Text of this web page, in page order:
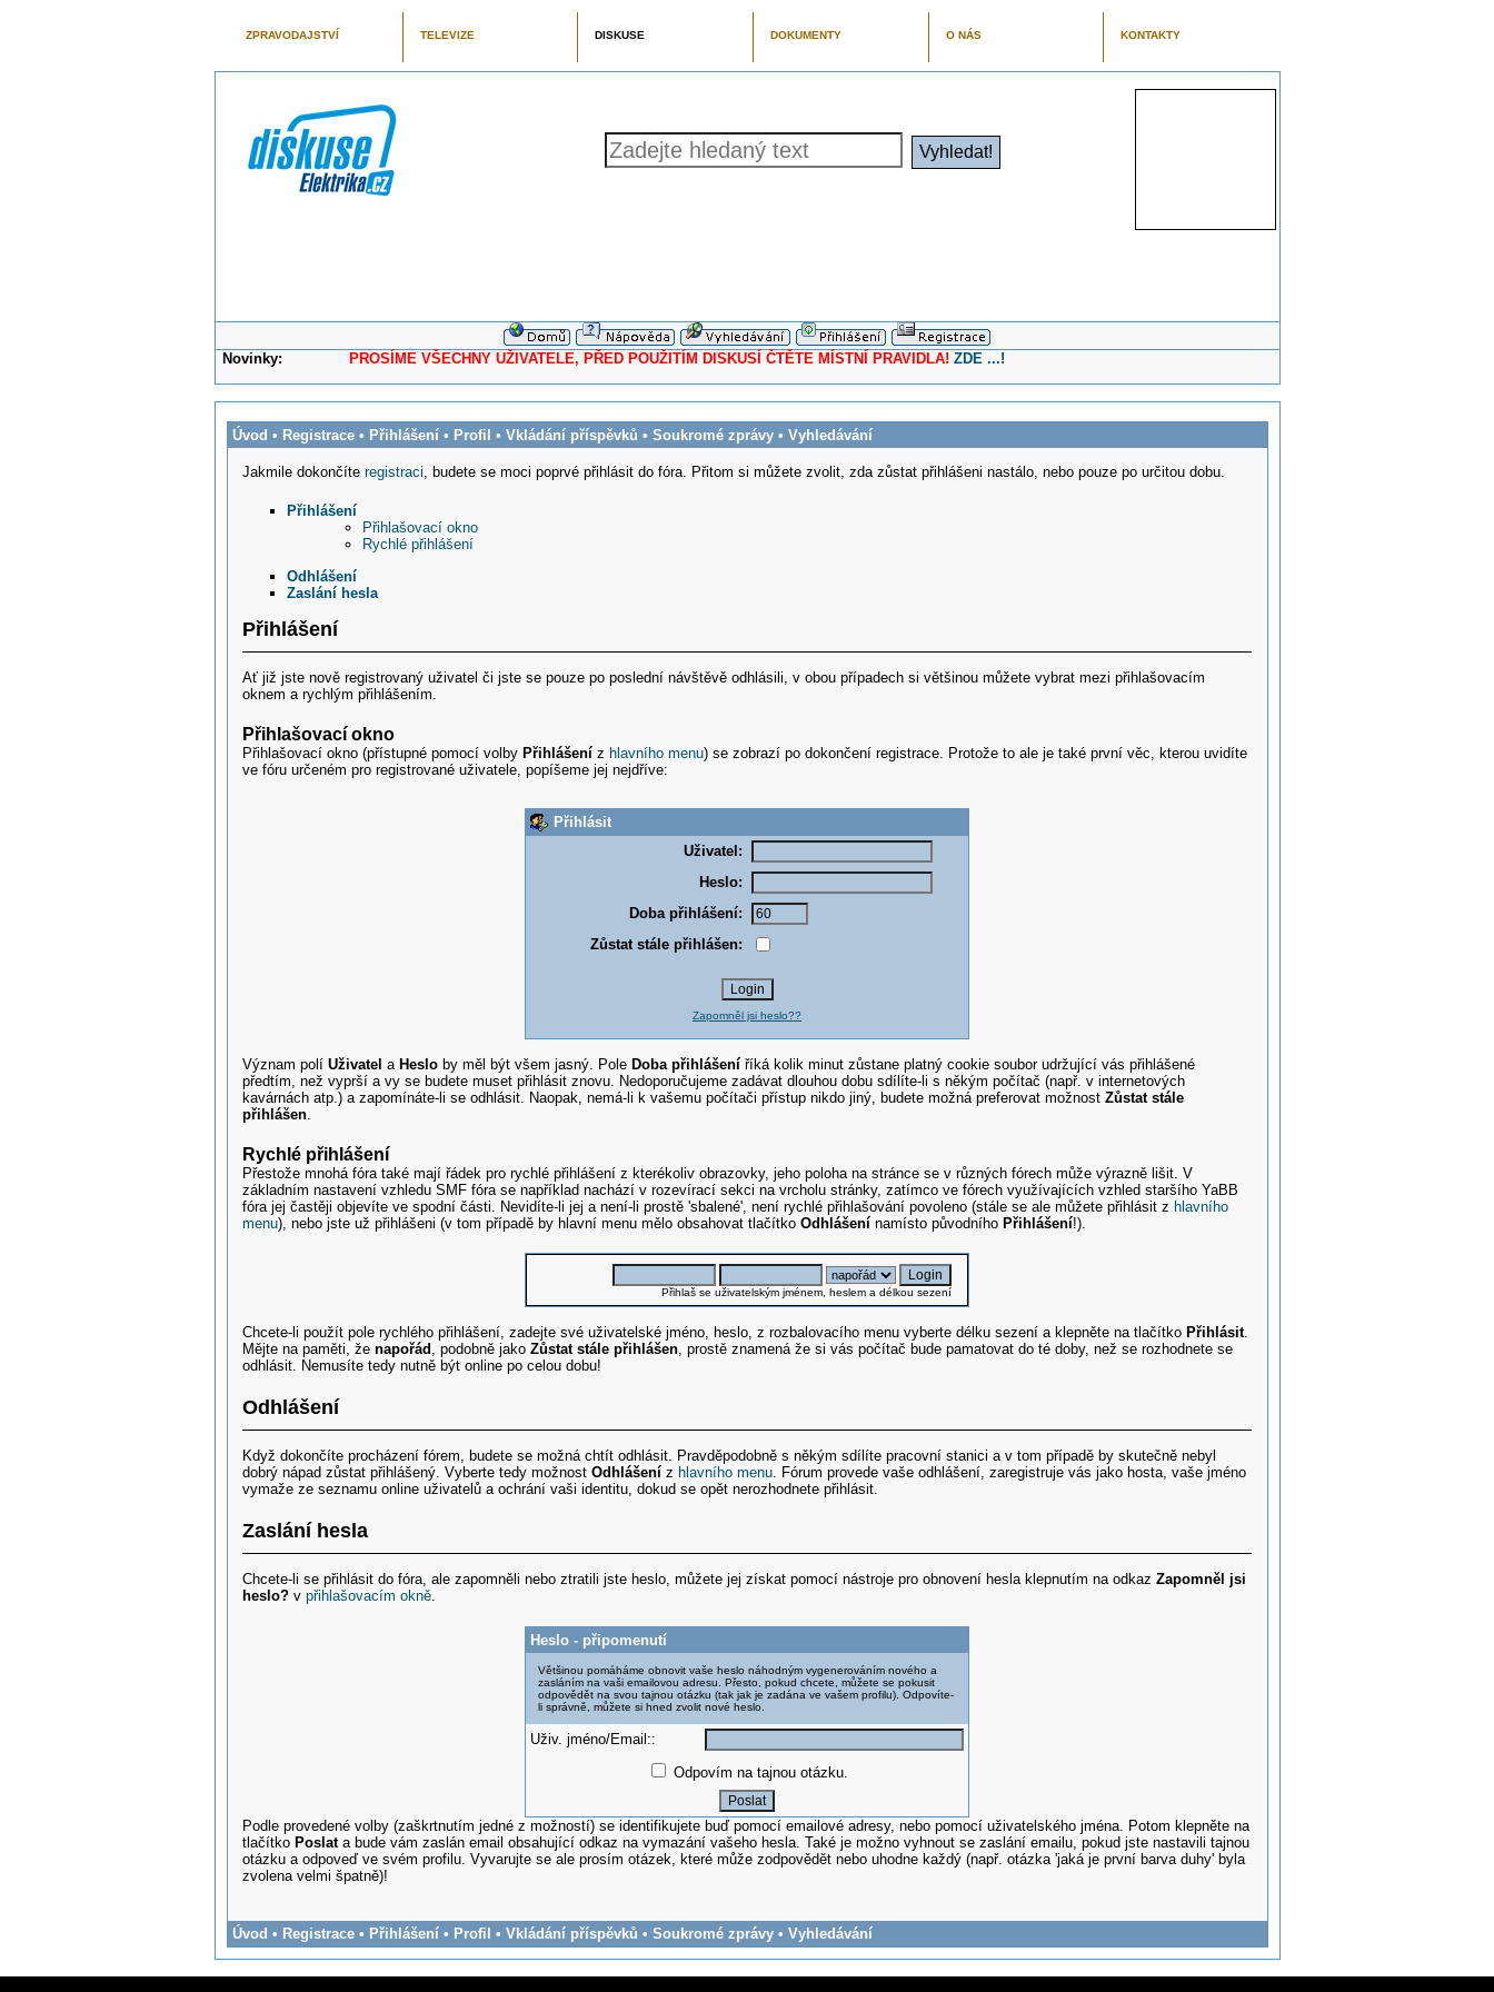
ZPRAVODAJSTVÍ TELEVIZE DISKUSE DOKUMENTY O NÁS KONTAKTY
Novinky: PROSÍME VŠECHNY UŽIVATELE, PŘED POUŽITÍM DISKUSÍ ČTĚTE MÍSTNÍ PRAVIDLA! ZDE ...!
Úvod • Registrace• Přihlášení • Profil • Vkládání příspěvků • Soukromé zprávy• Vyhledávání
Jakmile dokončíteregistraci , budete se moci poprvé přihlásit do fóra. Přitom si můžete zvolit, zda zůstat přihlášeni nastálo, nebo pouze po určitou dobu.
Přihlášení
Přihlašovací okno
Rychlé přihlášení
Odhlášení
Zaslání hesla
Přihlášení
Ať již jste nově registrovaný uživatel či jste se pouze po poslední návštěvě odhlásili, v obou případech si většinou můžete vybrat mezi přihlašovacím
oknem a rychlým přihlášením.
Přihlašovací okno
Přihlašovací okno (přístupné pomocí volby Přihlášení z hlavního menu) se zobrazí po dokončení registrace. Protože to ale je také první věc, kterou uvidíte
ve fóru určeném pro registrované uživatele, popíšeme jej nejdříve:
Přihlásit
Uživatel:
Heslo:
Doba přihlášení:
Zůstat stále přihlášen:
Zapomněl jsi heslo??
Význam políUživatel a Heslo by měl být všem jasný. Pole Doba přihlášení říká kolik minut zůstane platný cookie soubor udržující vás přihlášené
předtím, než vyprší a vy se budete muset přihlásit znovu. Nedoporučujeme zadávat dlouhou dobu sdílíte-li s někým počítač (např. v internetových
kavárnách atp.) a zapomínáte-li se odhlásit. Naopak, nemá-li k vašemu počítači přístup nikdo jiný, budete možná preferovat možnostZůstat stále
přihlášen.
Rychlé přihlášení
Přestože mnohá fóra také mají řádek pro rychlé přihlášení z kterékoliv obrazovky, jeho poloha na stránce se v různých fórech může výrazně lišit. V
základním nastavení vzhledu SMF fóra se například nachází v rozevírací sekci na vrcholu stránky, zatímco ve fórech využívajících vzhled staršího YaBB
fóra jej častěji objevíte ve spodní části. Nevidíte-li jej a není-li prostě 'sbalené', není rychlé přihlašování povoleno (stále se ale můžete přihlásit z hlavního
menu), nebo jste už přihlášeni (v tom případě by hlavní menu mělo obsahovat tlačítkoOdhlášení namísto původního Přihlášení!).
Přihlaš se uživatelským jménem, heslem a délkou sezení
Chcete-li použít pole rychlého přihlášení, zadejte své uživatelské jméno, heslo, z rozbalovacího menu vyberte délku sezení a klepněte na tlačítko Přihlásit.
Mějte na paměti, ženapořád , podobně jakoZůstat stále přihlášen, prostě znamená že si vás počítač bude pamatovat do té doby, než se rozhodnete se
odhlásit. Nemusíte tedy nutně být online po celou dobu!
Odhlášení
Když dokončíte procházení fórem, budete se možná chtít odhlásit. Pravděpodobně s někým sdílíte pracovní stanici a v tom případě by skutečně nebyl
dobrý nápad zůstat přihlášený. Vyberte tedy možnostOdhlášení z hlavního menu. Fórum provede vaše odhlášení, zaregistruje vás jako hosta, vaše jméno
vymaže ze seznamu online uživatelů a ochrání vaši identitu, dokud se opět nerozhodnete přihlásit.
Zaslání hesla
Chcete-li se přihlásit do fóra, ale zapomněli nebo ztratili jste heslo, můžete jej získat pomocí nástroje pro obnovení hesla klepnutím na odkazZapomněl jsi
heslo? vpřihlašovacím okně.
Heslo - připomenutí
Většinou pomáháme obnovit vaše heslo náhodným vygenerováním nového a
zasláním na vaši emailovou adresu. Přesto, pokud chcete, můžete se pokusit
odpovědět na svou tajnou otázku (tak jak je zadána ve vašem profilu). Odpovíte-
li správně, můžete si hned zvolit nové heslo.
Uživ. jméno/Email::
Odpovím na tajnou otázku.
Podle provedené volby (zaškrtnutím jedné z možností) se identifikujete buď pomocí emailové adresy, nebo pomocí uživatelského jména. Potom klepněte na
tlačítkoPoslata bude vám zaslán email obsahující odkaz na vymazání vašeho hesla. Také je možno vyhnout se zaslání emailu, pokud jste nastavili tajnou
otázku a odpoveď ve svém profilu. Vyvarujte se ale prosím otázek, které může zodpovědět nebo uhodne každý (např. otázka 'jaká je první barva duhy' byla
zvolena velmi špatně)!
Úvod • Registrace• Přihlášení • Profil • Vkládání příspěvků • Soukromé zprávy• Vyhledávání